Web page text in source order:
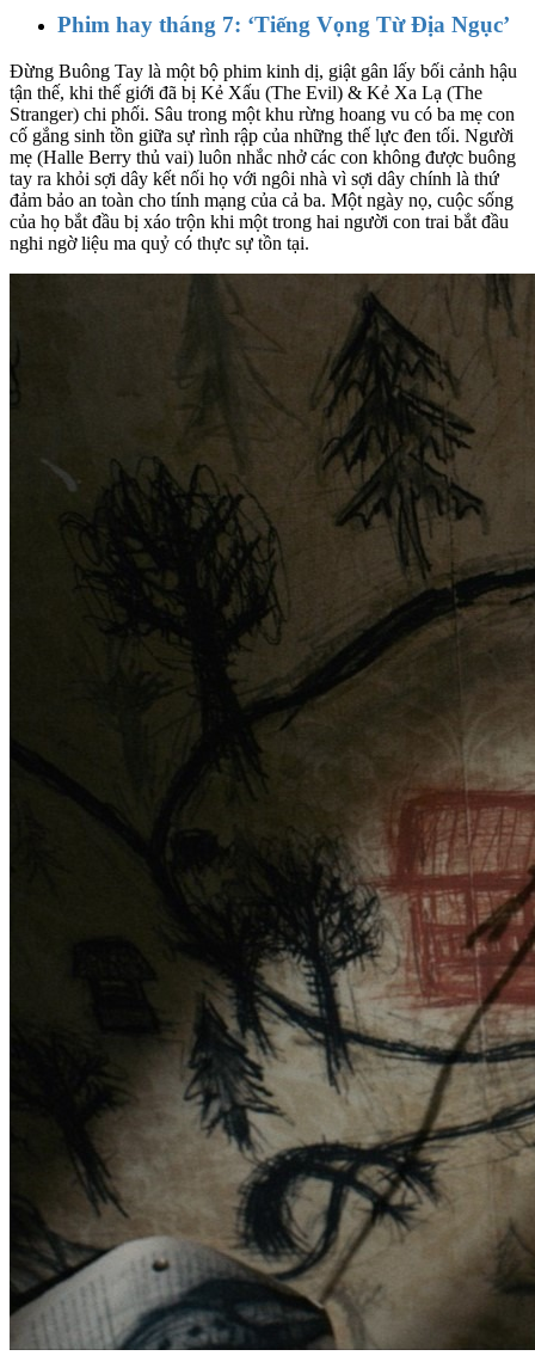
Phim hay tháng 7: ‘Tiếng Vọng Từ Địa Ngục’
Đừng Buông Tay là một bộ phim kinh dị, giật gân lấy bối cảnh hậu
tận thế, khi thế giới đã bị Kẻ Xấu (The Evil) & Kẻ Xa Lạ (The
Stranger) chi phối. Sâu trong một khu rừng hoang vu có ba mẹ con
cố gắng sinh tồn giữa sự rình rập của những thế lực đen tối. Người
mẹ (Halle Berry thủ vai) luôn nhắc nhở các con không được buông
tay ra khỏi sợi dây kết nối họ với ngôi nhà vì sợi dây chính là thứ
đảm bảo an toàn cho tính mạng của cả ba. Một ngày nọ, cuộc sống
của họ bắt đầu bị xáo trộn khi một trong hai người con trai bắt đầu
nghi ngờ liệu ma quỷ có thực sự tồn tại.